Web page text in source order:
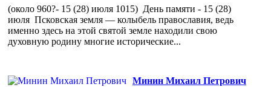
(около 960?- 15 (28) июля 1015) День памяти - 15 (28)
июля Псковская земля — колыбель православия, ведь
именно здесь на этой святой земле находили свою
духовную родину многие исторические...
Минин Михаил Петрович